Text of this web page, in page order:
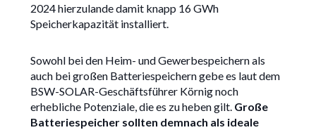
2024 hierzulande damit knapp 16 GWh
Speicherkapazität installiert.
Sowohl bei den Heim- und Gewerbespeichern als
auch bei großen Batteriespeichern gebe es laut dem
BSW-SOLAR-Geschäftsführer Körnig noch
erhebliche Potenziale, die es zu heben gilt. Große
Batteriespeicher sollten demnach als ideale